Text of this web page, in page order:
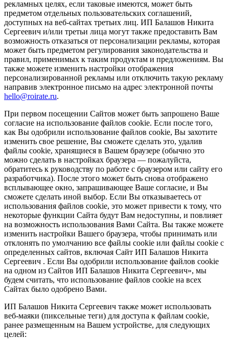
рекламных целях, если таковые имеются, может быть
предметом отдельных пользовательских соглашений,
доступных на веб-сайтах третьих лиц. ИП Балашов Никита
Сергеевич и/или третьи лица могут также предоставить Вам
возможность отказаться от персонализации рекламы, которая
может быть предметом регулирования законодательства и
правил, применимых к таким продуктам и предложениям. Вы
также можете изменить настройки отображения
персонализированной рекламы или отключить такую рекламу
направив электронное письмо на адрес электронной почты
hello@roirate.ru.
При первом посещении Сайтов может быть запрошено Ваше
согласие на использование файлов cookie. Если после того,
как Вы одобрили использование файлов cookie, Вы захотите
изменить свое решение, Вы сможете сделать это, удалив
файлы cookie, хранящиеся в Вашем браузере (обычно это
можно сделать в настройках браузера — пожалуйста,
обратитесь к руководству по работе с браузером или сайту его
разработчика). После этого может быть снова отображено
всплывающее окно, запрашивающее Ваше согласие, и Вы
сможете сделать иной выбор. Если Вы отказываетесь от
использования файлов cookie, это может привести к тому, что
некоторые функции Сайта будут Вам недоступны, и повлияет
на возможность использования Вами Сайта. Вы также можете
изменить настройки Вашего браузера, чтобы принимать или
отклонять по умолчанию все файлы cookie или файлы cookie с
определенных сайтов, включая Сайт ИП Балашов Никита
Сергеевич . Если Вы одобрили использование файлов cookie
на одном из Сайтов ИП Балашов Никита Сергеевич», мы
будем считать, что использование файлов cookie на всех
Сайтах было одобрено Вами.
ИП Балашов Никита Сергеевич также может использовать
веб-маяки (пиксельные теги) для доступа к файлам cookie,
ранее размещенным на Вашем устройстве, для следующих
целей: